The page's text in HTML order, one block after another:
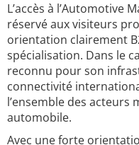
L’accès à l’Automotive
réservé aux visiteurs
orientation clairement
spécialisation. Dans le
reconnu pour son
connectivité
l’ensemble des acteurs
automobile.
Avec une forte